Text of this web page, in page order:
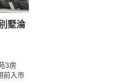
墅淪
3房
前入市